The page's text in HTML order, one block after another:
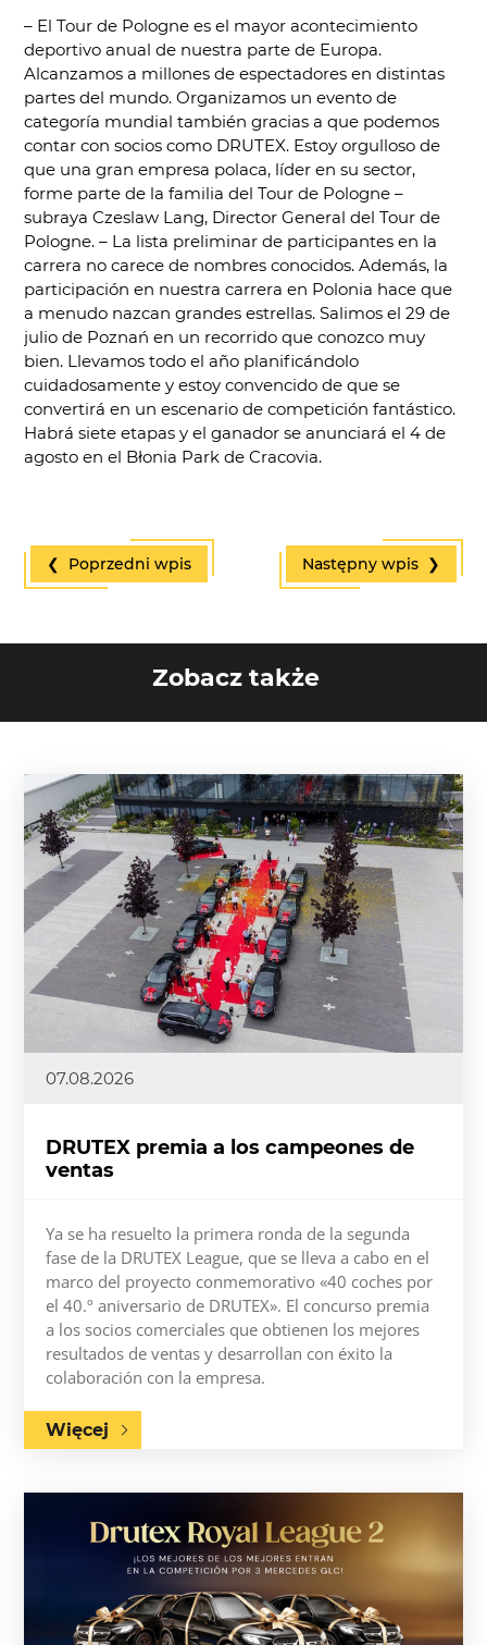
– El Tour de Pologne es el mayor acontecimiento
deportivo anual de nuestra parte de Europa.
Alcanzamos a millones de espectadores en distintas
partes del mundo. Organizamos un evento de
categoría mundial también gracias a que podemos
contar con socios como DRUTEX. Estoy orgulloso de
que una gran empresa polaca, líder en su sector,
forme parte de la familia del Tour de Pologne –
subraya Czeslaw Lang, Director General del Tour de
Pologne. – La lista preliminar de participantes en la
carrera no carece de nombres conocidos. Además, la
participación en nuestra carrera en Polonia hace que
a menudo nazcan grandes estrellas. Salimos el 29 de
julio de Poznań en un recorrido que conozco muy
bien. Llevamos todo el año planificándolo
cuidadosamente y estoy convencido de que se
convertirá en un escenario de competición fantástico.
Habrá siete etapas y el ganador se anunciará el 4 de
agosto en el Błonia Park de Cracovia.
❮ Poprzedni wpis Następny wpis ❯
Zobacz także
07.08.2026
DRUTEX premia a los campeones de
ventas
Ya se ha resuelto la primera ronda de la segunda
fase de la DRUTEX League, que se lleva a cabo en el
marco del proyecto conmemorativo «40 coches por
el 40.º aniversario de DRUTEX». El concurso premia
a los socios comerciales que obtienen los mejores
resultados de ventas y desarrollan con éxito la
colaboración con la empresa.
Więcej